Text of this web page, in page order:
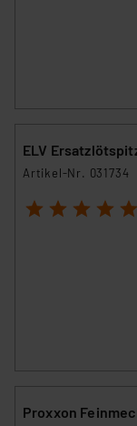
ELV
Artikel-Nr. 031734
1 2 3 4 5
Proxxon